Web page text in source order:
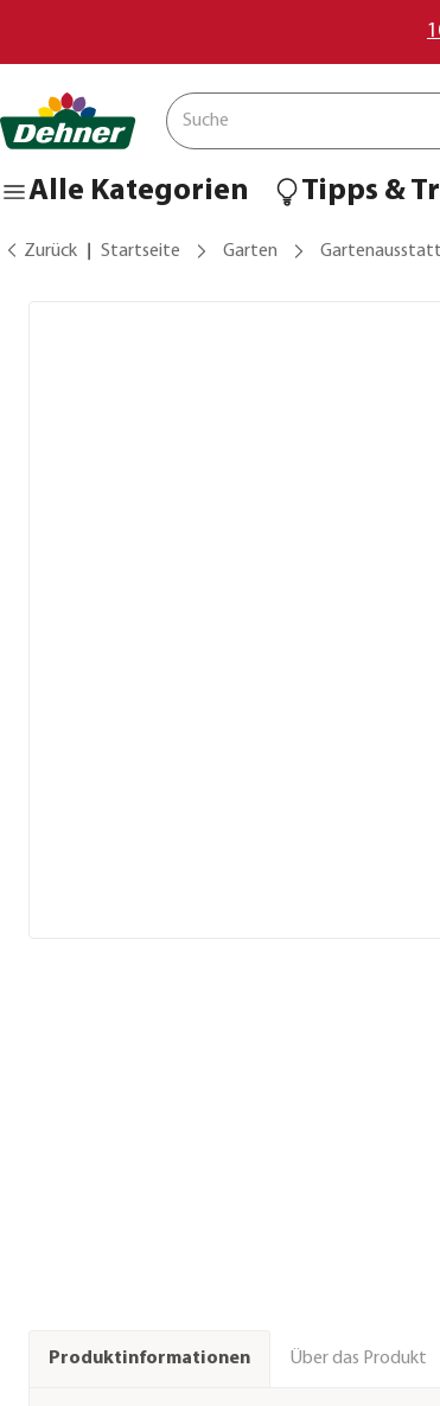
Alle Kategorien Tipps &
Zurück Startseite Garten
Produktinformationen Über das Produkt